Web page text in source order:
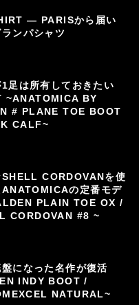
— PARISから届い
ンパシャツ
足は所有しておきたい
~ANATOMICA BY
# PLANE TOE BOOT
CALF~
SHELL CORDOVANを使
ANATOMICAの定番モデ
PLAIN TOE OX /
CORDOVAN #8 ~
になった名作が復活
INDY BOOT /
NATURAL~